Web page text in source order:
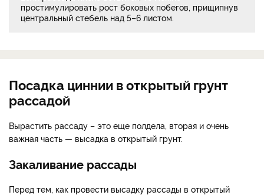
простимулировать рост боковых побегов, прищипнув
центральный стебель над 5–6 листом.
Посадка циннии в открытый грунт
рассадой
Вырастить рассаду – это еще полдела, вторая и очень
важная часть — высадка в открытый грунт.
Закаливание рассады
Перед тем, как провести высадку рассады в открытый